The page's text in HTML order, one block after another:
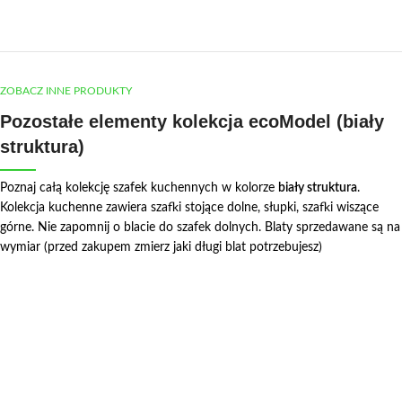
ZOBACZ INNE PRODUKTY
Pozostałe elementy kolekcja ecoModel (biały
struktura)
Poznaj całą kolekcję szafek kuchennych w kolorze biały struktura.
Kolekcja kuchenne zawiera szafki stojące dolne, słupki, szafki wiszące
górne. Nie zapomnij o blacie do szafek dolnych. Blaty sprzedawane są na
wymiar (przed zakupem zmierz jaki długi blat potrzebujesz)